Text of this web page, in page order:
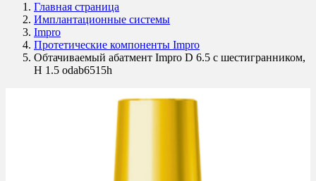
Главная страница
Имплантационные системы
Impro
Протетические компоненты Impro
Обтачиваемый абатмент Impro D 6.5 с шестигранником,
H 1.5 odab6515h